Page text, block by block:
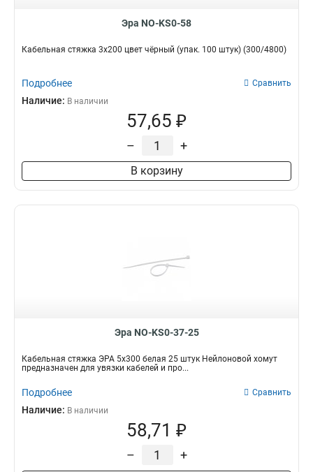
Эра NO-KS0-58
Кабельная стяжка 3x200 цвет чёрный (упак. 100 штук) (300/4800)
Подробнее Сравнить
Наличие: В наличии
57,65 ₽
– +
В корзину
Эра NO-KS0-37-25
Кабельная стяжка ЭРА 5x300 белая 25 штук Нейлоновой хомут
предназначен для увязки кабелей и про...
Подробнее Сравнить
Наличие: В наличии
58,71 ₽
– +